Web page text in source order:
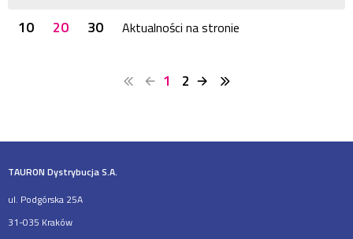
10
20 30 Aktualności na stronie
1 2
TAURON Dystrybucja S.A.
ul. Podgórska 25A
31-035 Kraków